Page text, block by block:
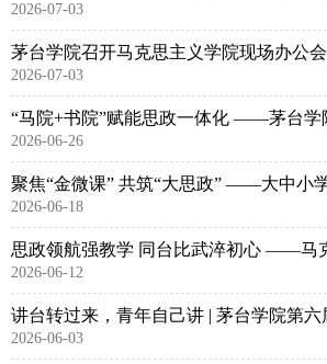
2026-07-03
茅台学院召开马克思主义学院现场办公会
2026-07-03
2026-06-26
2026-06-18
2026-06-12
2026-06-03